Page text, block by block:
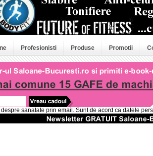
Profesionisti Produse Promotii
sanatate prin email. Sunt de acord ca datele